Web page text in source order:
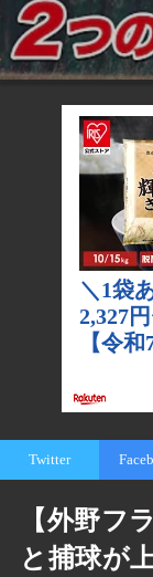
Twitter
【外野フ
と捕球が